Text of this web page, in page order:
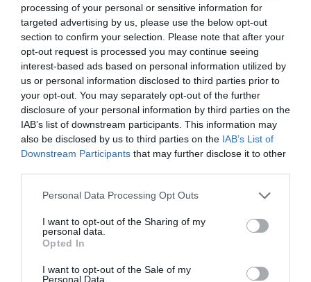
processing of your personal or sensitive information for
targeted advertising by us, please use the below opt-out
section to confirm your selection. Please note that after your
opt-out request is processed you may continue seeing
interest-based ads based on personal information utilized by
us or personal information disclosed to third parties prior to
your opt-out. You may separately opt-out of the further
disclosure of your personal information by third parties on the
IAB’s list of downstream participants. This information may
also be disclosed by us to third parties on the IAB’s List of
Downstream Participants that may further disclose it to other
Please note that this website/app uses one or more Google
not limited to your visit or usage behaviour. You may click to
grant or deny consent to Google and its third-party tags to
use your data for below specified purposes in below Google
consent section.
Personal Data Processing Opt Outs
I want to opt-out of the Sharing of my
personal data.
Opted In
I want to opt-out of the Sale of my
Personal Data.
A KOALA EVOLÚCIÓS MÚLTJA
SOKKAL DRÁMAIBB, MINT A
NYUGODT
EUKALIPTUSZRÁGCSÁLÁS
SUGALLJA
A KORALLZÁTONY NEM CSAK
SZÍNES HALAKBÓL ÁLL: MOST
500 EDDIG ISMERETLEN
LAKÓJÁT MUTATTA MEG
FELETT: MI EZ A LÁTHATATLAN
BAJBAN VANNAK: A